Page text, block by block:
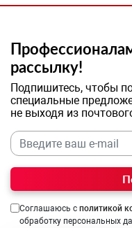
рассылку!
Подпишитесь, чтобы
специальные
не выходя из
Соглашаюсь с политикой
обработку персональных